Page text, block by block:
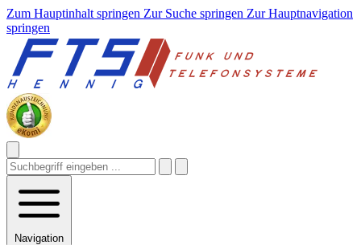
Zum Hauptinhalt springen Zur Suche springen Zur Hauptnavigation
springen
Navigation